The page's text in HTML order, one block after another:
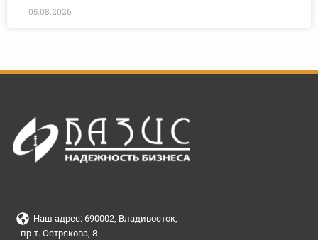
05.08.2026
Наш адрес: 690002, Владивосток,
пр-т. Острякова, 8